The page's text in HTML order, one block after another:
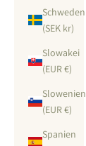
Schweden
(SEK kr)
Slowakei
(EUR €)
Slowenien
(EUR €)
Spanien